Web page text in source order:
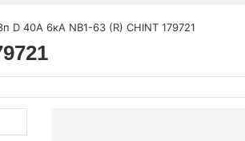
D 40А 6кА NB1-63 (R) CHINT 179721